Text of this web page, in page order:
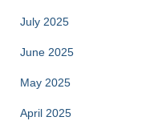
July 2025
June 2025
May 2025
April 2025